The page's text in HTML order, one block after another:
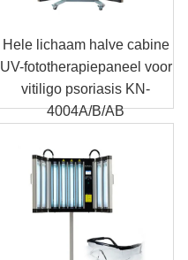
Hele lichaam halve cabine
UV-fototherapiepaneel voor
vitiligo psoriasis KN-
4004A/B/AB